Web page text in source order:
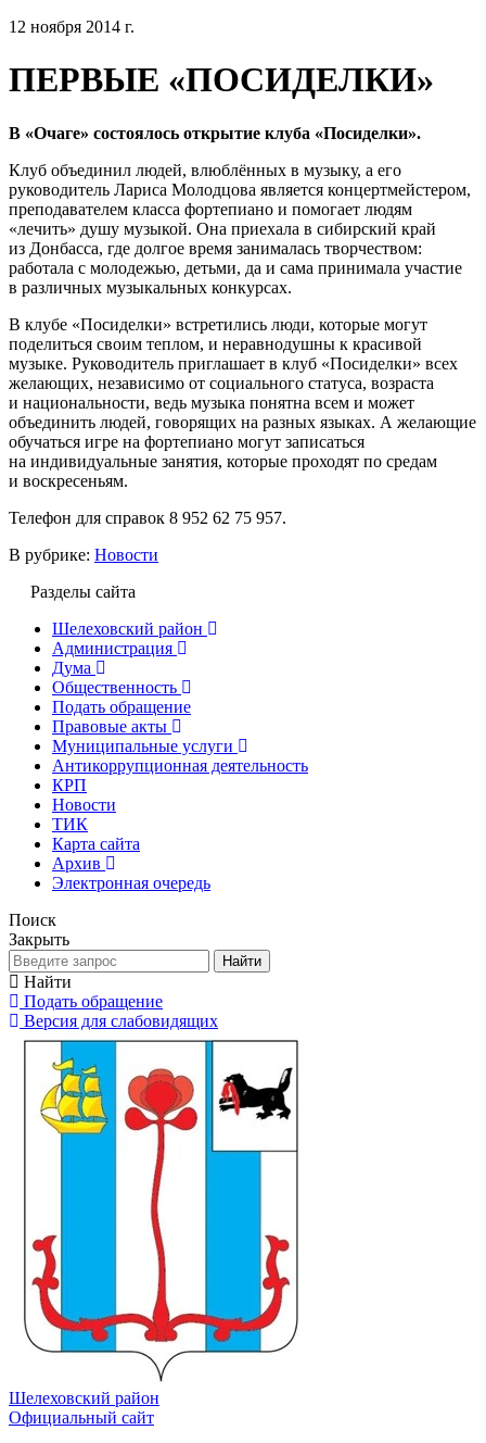
12 ноября 2014 г.
ПЕРВЫЕ «ПОСИДЕЛКИ»
В «Очаге» состоялось открытие клуба «Посиделки».
Клуб объединил людей, влюблённых в музыку, а его
руководитель Лариса Молодцова является концертмейстером,
преподавателем класса фортепиано и помогает людям
«лечить» душу музыкой. Она приехала в сибирский край
из Донбасса, где долгое время занималась творчеством:
работала с молодежью, детьми, да и сама принимала участие
в различных музыкальных конкурсах.
В клубе «Посиделки» встретились люди, которые могут
поделиться своим теплом, и неравнодушны к красивой
музыке. Руководитель приглашает в клуб «Посиделки» всех
желающих, независимо от социального статуса, возраста
и национальности, ведь музыка понятна всем и может
объединить людей, говорящих на разных языках. А желающие
обучаться игре на фортепиано могут записаться
на индивидуальные занятия, которые проходят по средам
и воскресеньям.
Телефон для справок 8 952 62 75 957.
В рубрике: Новости
Разделы сайта
Шелеховский район
Администрация
Дума
Общественность
Подать обращение
Правовые акты
Муниципальные услуги
Антикоррупционная деятельность
КРП
Новости
ТИК
Карта сайта
Архив
Электронная очередь
Поиск
Закрыть
Найти
Найти
Подать обращение
Версия для слабовидящих
Шелеховский район
Официальный сайт